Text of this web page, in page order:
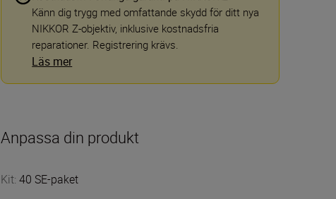
Känn dig trygg med omfattande skydd för ditt nya
NIKKOR Z-objektiv, inklusive kostnadsfria
reparationer. Registrering krävs.
Läs mer
Anpassa din produkt
Kit:40 SE-paket